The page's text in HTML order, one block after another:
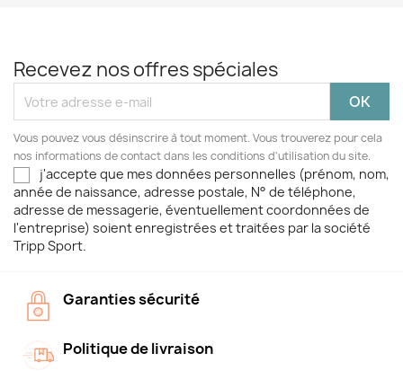
Recevez nos offres spéciales
Vous pouvez vous désinscrire à tout moment. Vous trouverez pour cela
nos informations de contact dans les conditions d'utilisation du site.
j'accepte que mes données personnelles (prénom, nom,
année de naissance, adresse postale, N° de téléphone,
adresse de messagerie, éventuellement coordonnées de
l'entreprise) soient enregistrées et traitées par la société
Tripp Sport.
Garanties sécurité
Politique de livraison